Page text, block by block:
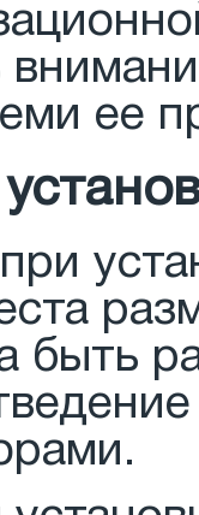
ее
быть